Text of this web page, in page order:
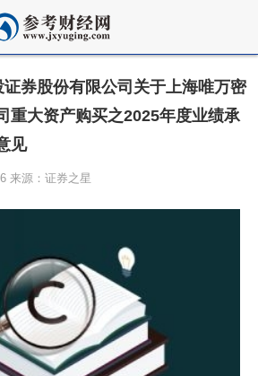
券股份有限公司关于上海唯万密
重大资产购买之2025年度业绩承
见
来源：证券之星